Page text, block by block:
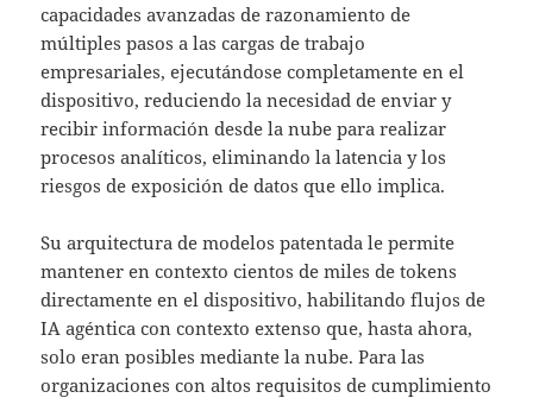
capacidades avanzadas de razonamiento de
múltiples pasos a las cargas de trabajo
empresariales, ejecutándose completamente en el
dispositivo, reduciendo la necesidad de enviar y
recibir información desde la nube para realizar
procesos analíticos, eliminando la latencia y los
riesgos de exposición de datos que ello implica.
Su arquitectura de modelos patentada le permite
mantener en contexto cientos de miles de tokens
directamente en el dispositivo, habilitando flujos de
IA agéntica con contexto extenso que, hasta ahora,
solo eran posibles mediante la nube. Para las
organizaciones con altos requisitos de cumplimiento